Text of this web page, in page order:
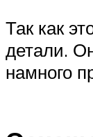
Так как
детали.
намного